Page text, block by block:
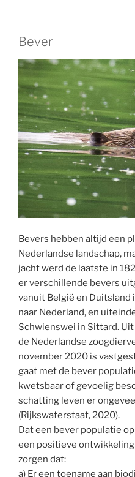
Bever
Bevers hebben altijd een
Nederlandse landschap,
jacht werd de laatste in
er verschillende bevers
vanuit België en Duitsland
naar Nederland, en
Schwienswei in Sittard.
de Nederlandse
november 2020 is
gaat met de bever
kwetsbaar of gevoelig
schatting leven er
(Rijkswaterstaat, 2020).
Dat een bever populatie
een positieve
zorgen dat:
a) Er een toename aan